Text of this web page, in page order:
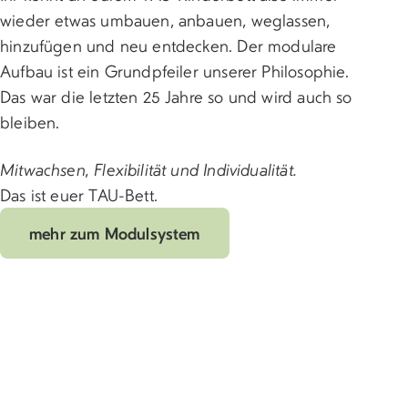
wieder etwas umbauen, anbauen, weglassen,
hinzufügen und neu entdecken. Der modulare
Aufbau ist ein Grundpfeiler unserer Philosophie.
Das war die letzten 25 Jahre so und wird auch so
bleiben.
Mitwachsen, Flexibilität und Individualität.
Das ist euer TAU-Bett.
mehr zum Modulsystem